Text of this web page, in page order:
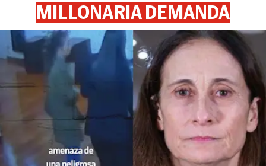
MILLONARIA DEMANDA